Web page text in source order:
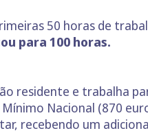
50 horas de
para 100 horas.
residente e trabalha
Nacional (870
recebendo um